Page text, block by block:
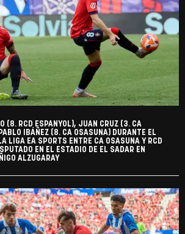
(8. RCD ESPANYOL), JUAN CRUZ (3. CA
IBÁÑEZ (8. CA OSASUNA) DURANTE EL
LIGA EA SPORTS ENTRE CA OSASUNA Y RCD
EN EL ESTADIO DE EL SADAR EN
ALZUGARAY